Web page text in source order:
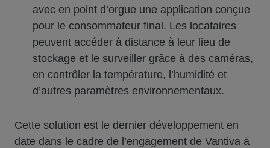
avec en point d’orgue une application conçue
pour le consommateur final. Les locataires
peuvent accéder à distance à leur lieu de
stockage et le surveiller grâce à des caméras,
en contrôler la température, l’humidité et
d’autres paramètres environnementaux.
Cette solution est le dernier développement en
date dans le cadre de l’engagement de Vantiva à